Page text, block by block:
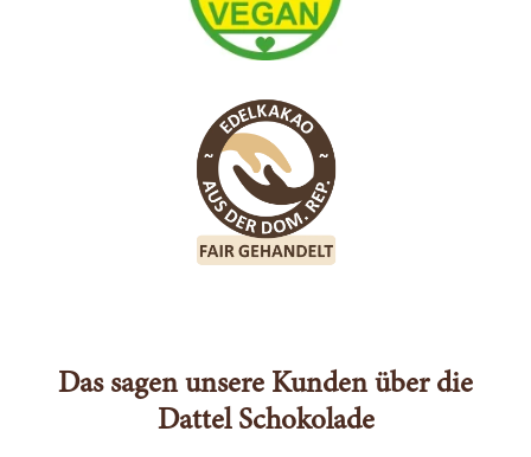
Das sagen unsere Kunden über die
Dattel Schokolade